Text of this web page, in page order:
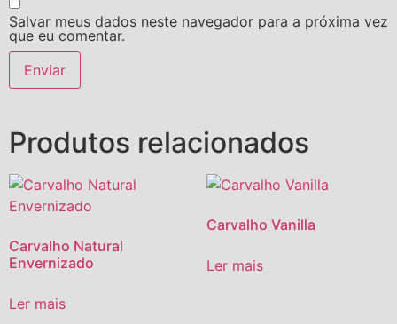
Salvar meus dados neste navegador para a próxima vez
que eu comentar.
Produtos relacionados
Carvalho Natural
Envernizado
Ler mais
Carvalho Vanilla
Ler mais